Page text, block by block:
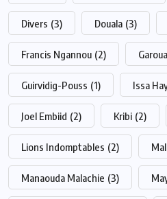
Divers (3) Douala (3)
Francis Ngannou (2) Garoua
Guirvidig-Pouss (1) Issa
Joel Embiid (2) Kribi (2)
Lions Indomptables (2)
Manaouda Malachie (3)